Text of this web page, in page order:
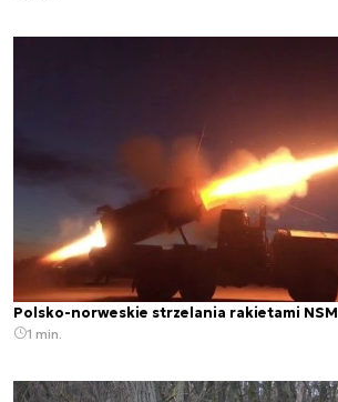
Polsko-norweskie strzelania rakietami NSM
1 min.